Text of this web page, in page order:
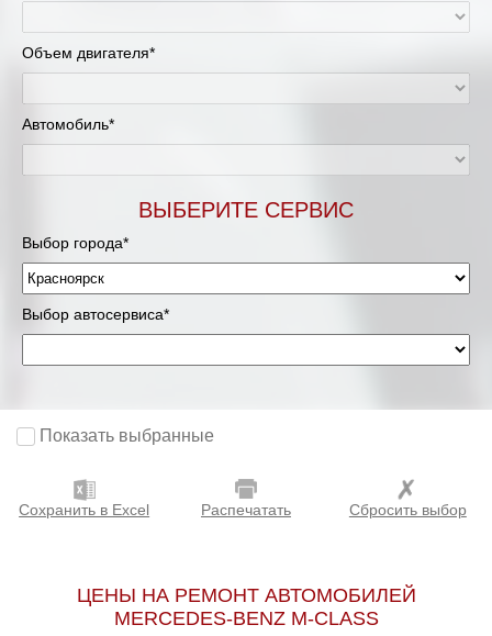
Объем двигателя*
Автомобиль*
ВЫБЕРИТЕ СЕРВИС
Выбор города*
Выбор автосервиса*
Показать выбранные
Сохранить в Excel Распечатать Сбросить выбор
ЦЕНЫ НА РЕМОНТ АВТОМОБИЛЕЙ
MERCEDES-BENZ M-CLASS